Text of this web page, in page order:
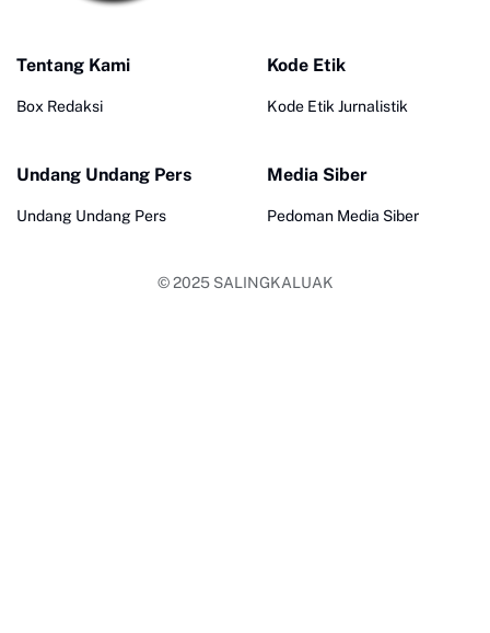
Tentang Kami
Box Redaksi
Kode Etik
Kode Etik Jurnalistik
Undang Undang Pers
Undang Undang Pers
Media Siber
Pedoman Media Siber
© 2025 SALINGKALUAK